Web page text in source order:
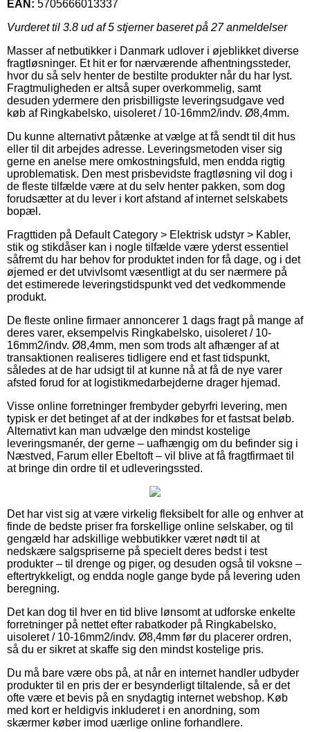
EAN: 5705666013337
Vurderet til 3.8 ud af 5 stjerner baseret på 27anmeldelser
Masser af netbutikker i Danmark udlover i øjeblikket diverse
fragtløsninger. Et hit er for nærværende afhentningssteder,
hvor du så selv henter de bestilte produkter når du har lyst.
Fragtmuligheden er altså super overkommelig, samt
desuden ydermere den prisbilligste leveringsudgave ved
køb af Ringkabelsko, uisoleret / 10-16mm2/indv. Ø8,4mm.
Du kunne alternativt påtænke at vælge at få sendt til dit hus
eller til dit arbejdes adresse. Leveringsmetoden viser sig
gerne en anelse mere omkostningsfuld, men endda rigtig
uproblematisk. Den mest prisbevidste fragtløsning vil dog i
de fleste tilfælde være at du selv henter pakken, som dog
forudsætter at du lever i kort afstand af internet selskabets
bopæl.
Fragttiden på Default Category > Elektrisk udstyr > Kabler,
stik og stikdåser kan i nogle tilfælde være yderst essentiel
såfremt du har behov for produktet inden for få dage, og i det
øjemed er det utvivlsomt væsentligt at du ser nærmere på
det estimerede leveringstidspunkt ved det vedkommende
produkt.
De fleste online firmaer annoncerer 1 dags fragt på mange af
deres varer, eksempelvis Ringkabelsko, uisoleret / 10-
16mm2/indv. Ø8,4mm, men som trods alt afhænger af at
transaktionen realiseres tidligere end et fast tidspunkt,
således at de har udsigt til at kunne nå at få de nye varer
afsted forud for at logistikmedarbejderne drager hjemad.
Visse online forretninger frembyder gebyrfri levering, men
typisk er det betinget af at der indkøbes for et fastsat beløb.
Alternativt kan man udvælge den mindst kostelige
leveringsmanér, der gerne – uafhængig om du befinder sig i
Næstved, Farum eller Ebeltoft – vil blive at få fragtfirmaet til
at bringe din ordre til et udleveringssted.
Det har vist sig at være virkelig fleksibelt for alle og enhver at
finde de bedste priser fra forskellige online selskaber, og til
gengæld har adskillige webbutikker været nødt til at
nedskære salgspriserne på specielt deres bedst i test
produkter – til drenge og piger, og desuden også til voksne –
eftertrykkeligt, og endda nogle gange byde på levering uden
beregning.
Det kan dog til hver en tid blive lønsomt at udforske enkelte
forretninger på nettet efter rabatkoder på Ringkabelsko,
uisoleret / 10-16mm2/indv. Ø8,4mm før du placerer ordren,
så du er sikret at skaffe sig den mindst kostelige pris.
Du må bare være obs på, at når en internet handler udbyder
produkter til en pris der er besynderligt tiltalende, så er det
ofte være et bevis på en snydagtig internet webshop. Køb
med kort er heldigvis inkluderet i en anordning, som
skærmer køber imod uærlige online forhandlere.